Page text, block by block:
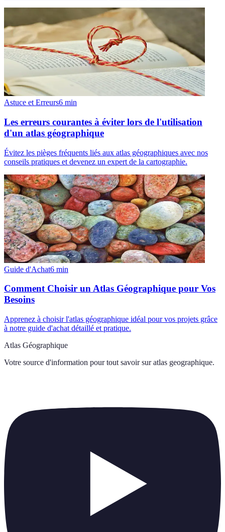
Astuce et Erreurs6 min
Les erreurs courantes à éviter lors de l'utilisation
d'un atlas géographique
Évitez les pièges fréquents liés aux atlas géographiques avec nos
conseils pratiques et devenez un expert de la cartographie.
Guide d'Achat6 min
Comment Choisir un Atlas Géographique pour Vos
Besoins
Apprenez à choisir l'atlas géographique idéal pour vos projets grâce
à notre guide d'achat détaillé et pratique.
Atlas Géographique
Votre source d'information pour tout savoir sur atlas geographique.